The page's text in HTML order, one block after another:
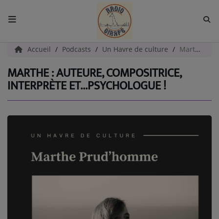
ACCUEIL
Radio
EMISSIONS
EQUIPES
EVÈNEMENTS
PAROLES D'ENTREPRENEURS
Accueil Podcasts Un Havre de culture Marthe : auteure, compositrice, interprète et...Psychologue !
MARTHE : AUTEURE, COMPOSITRICE,
INTERPRÈTE ET...PSYCHOLOGUE !